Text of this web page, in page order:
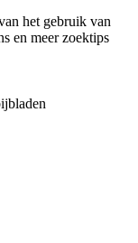
het gebruik van
en meer zoektips